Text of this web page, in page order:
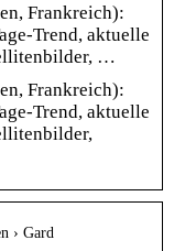
Frankreich):
Trend, aktuelle
…
Frankreich):
Trend, aktuelle
› Gard